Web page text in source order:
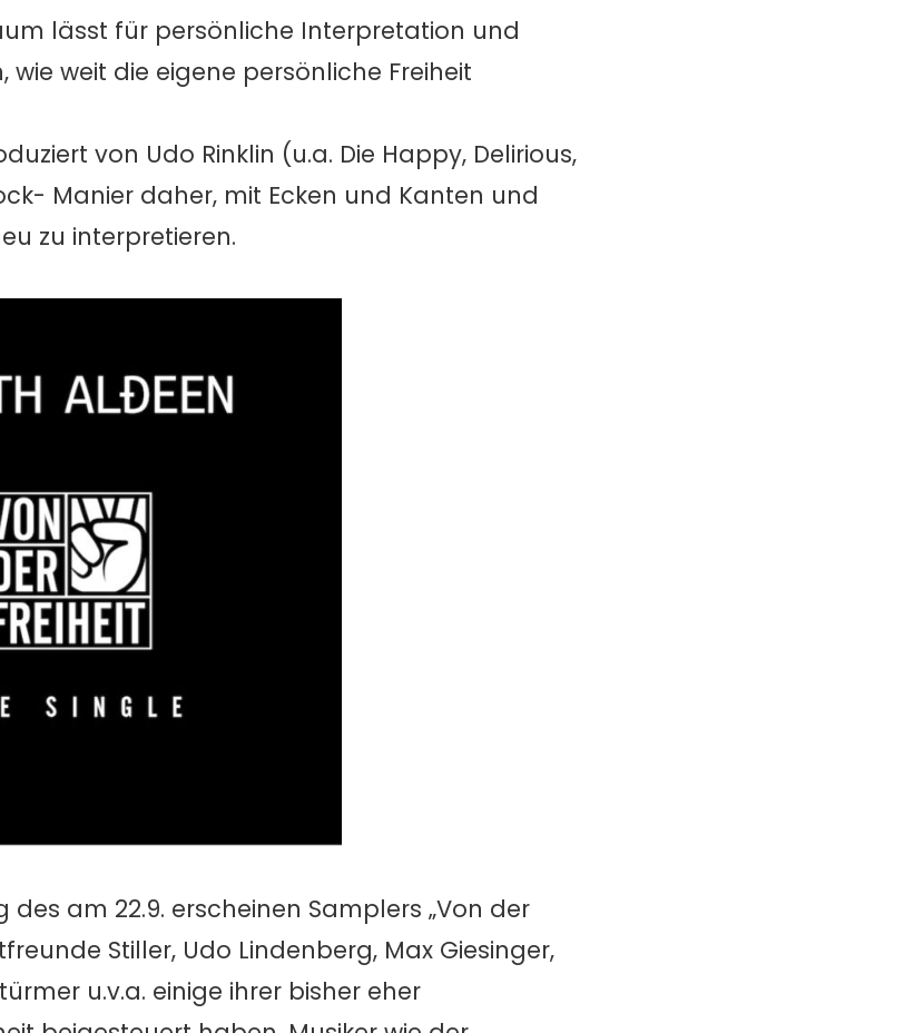
lässt für persönliche Interpretation und
weit die eigene persönliche Freiheit
von Udo Rinklin (u.a. Die Happy, Delirious,
Manier daher, mit Ecken und Kanten und
zu interpretieren.
am 22.9. erscheinen Samplers „Von der
Stiller, Udo Lindenberg, Max Giesinger,
u.v.a. einige ihrer bisher eher